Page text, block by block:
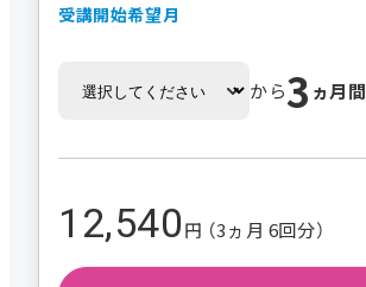
受講開始希望月
から3 ヵ月間
12,540円 （3ヵ月 6回分）